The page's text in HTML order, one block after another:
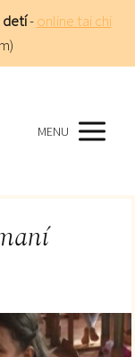
detí-online tai chi
MENU